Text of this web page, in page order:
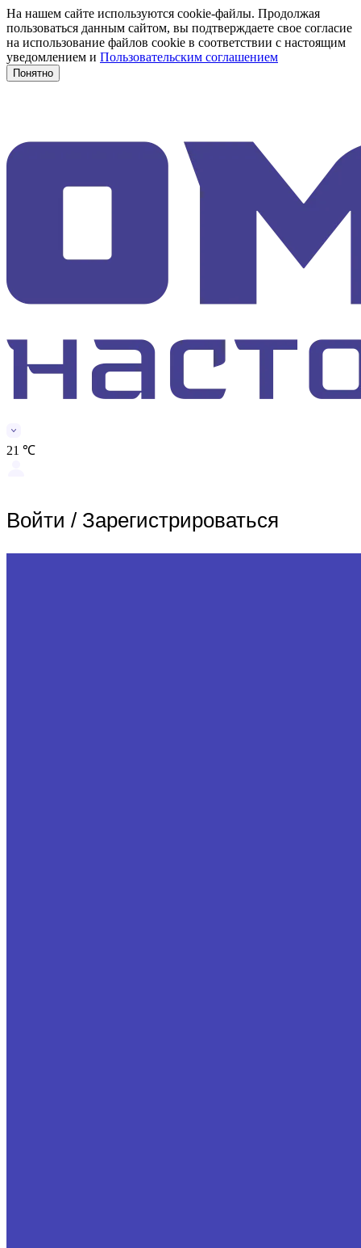
На нашем сайте используются cookie-файлы. Продолжая
пользоваться данным сайтом, вы подтверждаете свое согласие
на использование файлов cookie в соответствии с настоящим
уведомлением и Пользовательским соглашением
Понятно
21 ℃
Войти / Зарегистрироваться